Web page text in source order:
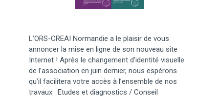
L’ORS-CREAI Normandie a le plaisir de vous
annoncer la mise en ligne de son nouveau site
Internet ! Après le changement d’identité visuelle
de l’association en juin dernier, nous espérons
qu’il facilitera votre accès à l’ensemble de nos
travaux : Etudes et diagnostics / Conseil